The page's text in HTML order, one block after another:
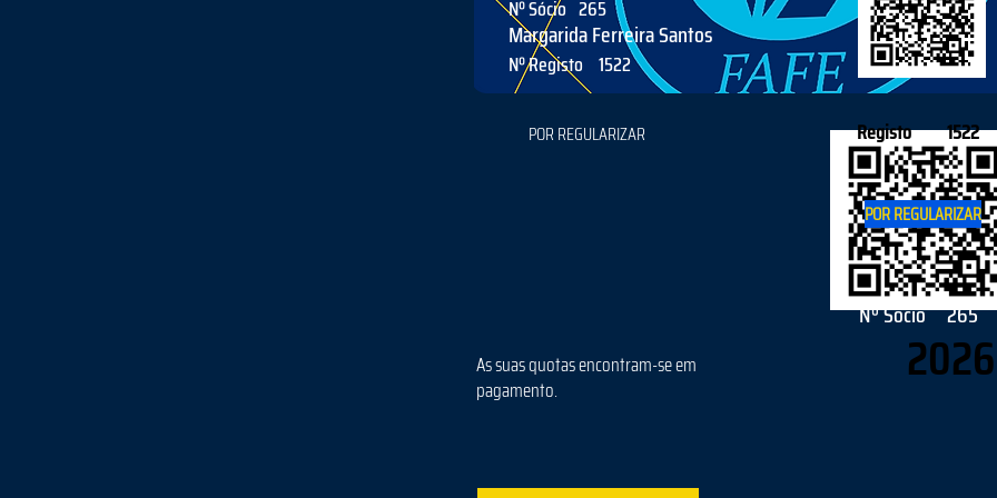
Margarida Ferreira Santos
265
Nº Sócio
Nº Registo 1522
POR REGULARIZAR
As suas quotas encontram-se em
pagamento.
2026
265
Nº Sócio
Registo 1522
POR REGULARIZAR